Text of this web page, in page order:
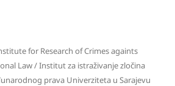
for Research of Crimes againts
Law / Institut za istraživanje zločina
prava Univerziteta u Sarajevu